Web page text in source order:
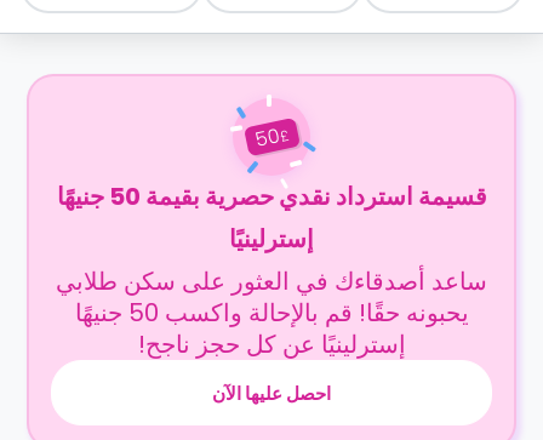
£
50
قسيمة استرداد نقدي حصرية بقيمة 50 جنيهًا
إسترلينيًا
ساعد أصدقاءك في العثور على سكن طلابي
يحبونه حقًا! قم بالإحالة واكسب 50 جنيهًا
إسترلينيًا عن كل حجز ناجح!
احصل عليها الآن